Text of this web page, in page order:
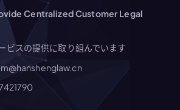
Centralized Customer Legal
ビスの提供に取り組んでいます